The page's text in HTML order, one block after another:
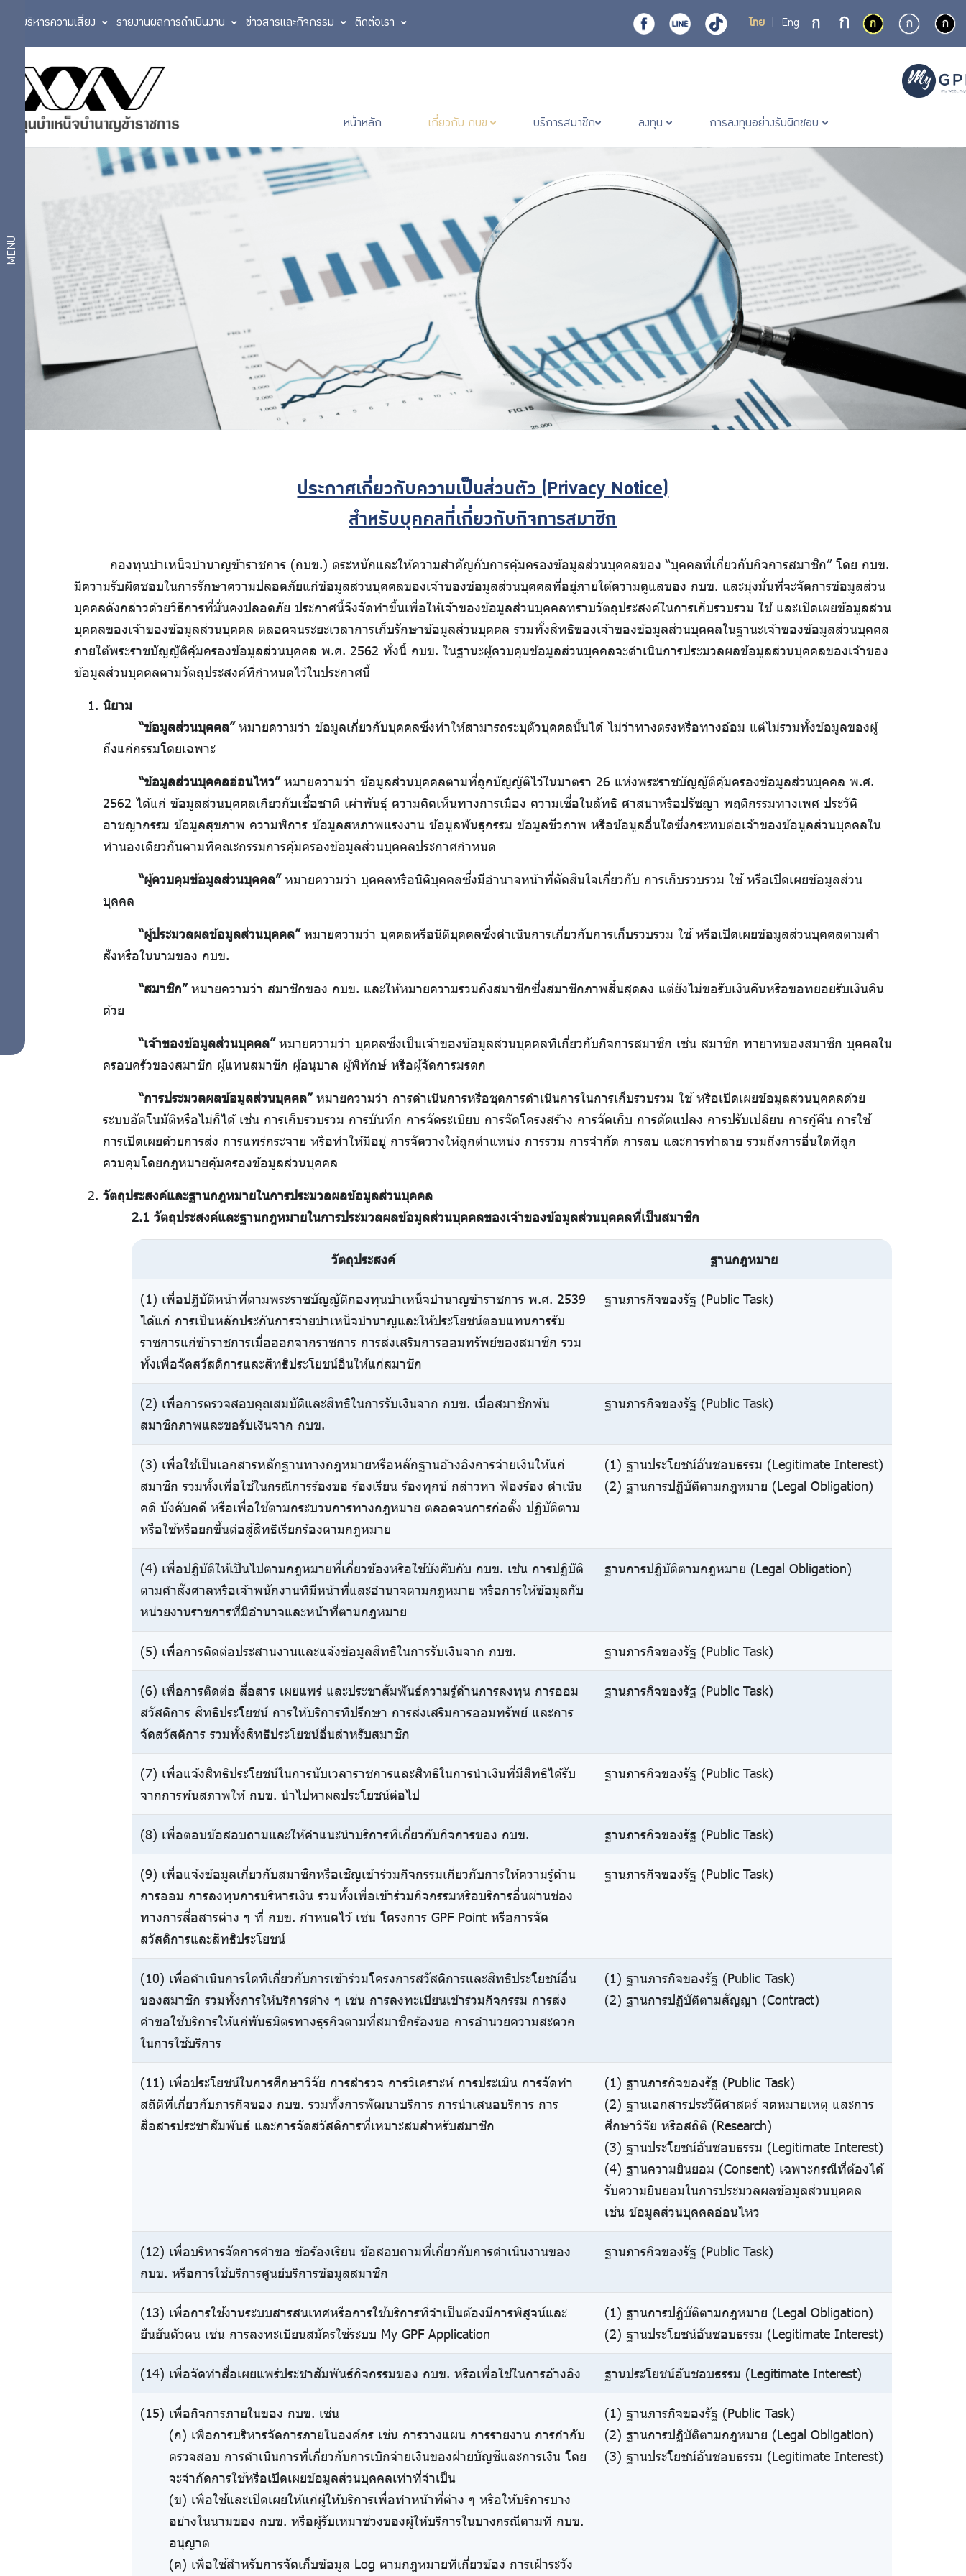
ไทย Eng
การบริหารความเสี่ยง รายงานผลการดำเนินงาน ข่าวสารและกิจกรรม ติดต่อเรา
หน้าหลัก เกี่ยวกับ กบข. บริการสมาชิก ลงทุน การลงทุนอย่างรับผิดชอบ
MENU
เกี่ยว
กับ
องค์กร
สถิติ
ตราสัญลักษณ์
วิสัยทัศน์
แผนการบริหาร
แผนงาน
ตามแผน
ประมาณ
กฎหมายที่
นโยบายการ
ประกาศเกี่ยวกับความเป็นส่วนตัว (Privacy Notice)
สำหรับบุคคลที่เกี่ยวกับกิจการสมาชิก
กองทุนบำเหน็จบำนาญข้าราชการ (กบข.) ตระหนักและให้ความสำคัญกับการคุ้มครองข้อมูลส่วนบุคคลของ “บุคคลที่เกี่ยวกับกิจการสมาชิก” โดย กบข.
มีความรับผิดชอบในการรักษาความปลอดภัยแก่ข้อมูลส่วนบุคคลของเจ้าของข้อมูลส่วนบุคคลที่อยู่ภายใต้ความดูแลของ กบข. และมุ่งมั่นที่จะจัดการข้อมูลส่วน
บุคคลดังกล่าวด้วยวิธีการที่มั่นคงปลอดภัย ประกาศนี้จึงจัดทำขึ้นเพื่อให้เจ้าของข้อมูลส่วนบุคคลทราบวัตถุประสงค์ในการเก็บรวบรวม ใช้ และเปิดเผยข้อมูลส่วน
บุคคลของเจ้าของข้อมูลส่วนบุคคล ตลอดจนระยะเวลาการเก็บรักษาข้อมูลส่วนบุคคล รวมทั้งสิทธิของเจ้าของข้อมูลส่วนบุคคลในฐานะเจ้าของข้อมูลส่วนบุคคล
ภายใต้พระราชบัญญัติคุ้มครองข้อมูลส่วนบุคคล พ.ศ. 2562 ทั้งนี้ กบข. ในฐานะผู้ควบคุมข้อมูลส่วนบุคคลจะดำเนินการประมวลผลข้อมูลส่วนบุคคลของเจ้าของ
ข้อมูลส่วนบุคคลตามวัตถุประสงค์ที่กำหนดไว้ในประกาศนี้
นิยาม
“ข้อมูลส่วนบุคคล”หมายความว่า ข้อมูลเกี่ยวกับบุคคลซึ่งทำให้สามารถระบุตัวบุคคลนั้นได้ ไม่ว่าทางตรงหรือทางอ้อม แต่ไม่รวมทั้งข้อมูลของผู้
ถึงแก่กรรมโดยเฉพาะ
“ข้อมูลส่วนบุคคลอ่อนไหว”หมายความว่า ข้อมูลส่วนบุคคลตามที่ถูกบัญญัติไว้ในมาตรา 26 แห่งพระราชบัญญัติคุ้มครองข้อมูลส่วนบุคคล พ.ศ.
2562 ได้แก่ ข้อมูลส่วนบุคคลเกี่ยวกับเชื้อชาติ เผ่าพันธุ์ ความคิดเห็นทางการเมือง ความเชื่อในลัทธิ ศาสนาหรือปรัชญา พฤติกรรมทางเพศ ประวัติ
อาชญากรรม ข้อมูลสุขภาพ ความพิการ ข้อมูลสหภาพแรงงาน ข้อมูลพันธุกรรม ข้อมูลชีวภาพ หรือข้อมูลอื่นใดซึ่งกระทบต่อเจ้าของข้อมูลส่วนบุคคลใน
ทำนองเดียวกันตามที่คณะกรรมการคุ้มครองข้อมูลส่วนบุคคลประกาศกำหนด
“ผู้ควบคุมข้อมูลส่วนบุคคล”หมายความว่า บุคคลหรือนิติบุคคลซึ่งมีอำนาจหน้าที่ตัดสินใจเกี่ยวกับ การเก็บรวบรวม ใช้ หรือเปิดเผยข้อมูลส่วน
บุคคล
“ผู้ประมวลผลข้อมูลส่วนบุคคล”หมายความว่า บุคคลหรือนิติบุคคลซึ่งดำเนินการเกี่ยวกับการเก็บรวบรวม ใช้ หรือเปิดเผยข้อมูลส่วนบุคคลตามคำ
สั่งหรือในนามของ กบข.
“สมาชิก”หมายความว่า สมาชิกของ กบข. และให้หมายความรวมถึงสมาชิกซึ่งสมาชิกภาพสิ้นสุดลง แต่ยังไม่ขอรับเงินคืนหรือขอทยอยรับเงินคืน
ด้วย
“เจ้าของข้อมูลส่วนบุคคล”หมายความว่า บุคคลซึ่งเป็นเจ้าของข้อมูลส่วนบุคคลที่เกี่ยวกับกิจการสมาชิก เช่น สมาชิก ทายาทของสมาชิก บุคคลใน
ครอบครัวของสมาชิก ผู้แทนสมาชิก ผู้อนุบาล ผู้พิทักษ์ หรือผู้จัดการมรดก
“การประมวลผลข้อมูลส่วนบุคคล”หมายความว่า การดำเนินการหรือชุดการดำเนินการในการเก็บรวบรวม ใช้ หรือเปิดเผยข้อมูลส่วนบุคคลด้วย
ระบบอัตโนมัติหรือไม่ก็ได้ เช่น การเก็บรวบรวม การบันทึก การจัดระเบียบ การจัดโครงสร้าง การจัดเก็บ การดัดแปลง การปรับเปลี่ยน การกู้คืน การใช้
การเปิดเผยด้วยการส่ง การแพร่กระจาย หรือทำให้มีอยู่ การจัดวางให้ถูกตำแหน่ง การรวม การจำกัด การลบ และการทำลาย รวมถึงการอื่นใดที่ถูก
ควบคุมโดยกฎหมายคุ้มครองข้อมูลส่วนบุคคล
วัตถุประสงค์และฐานกฎหมายในการประมวลผลข้อมูลส่วนบุคคล
2.1 วัตถุประสงค์และฐานกฎหมายในการประมวลผลข้อมูลส่วนบุคคลของเจ้าของข้อมูลส่วนบุคคลที่เป็นสมาชิก
วัตถุประสงค์ ฐานกฎหมาย
(1) เพื่อปฏิบัติหน้าที่ตามพระราชบัญญัติกองทุนบำเหน็จบำนาญข้าราชการ พ.ศ. 2539
ได้แก่ การเป็นหลักประกันการจ่ายบำเหน็จบำนาญและให้ประโยชน์ตอบแทนการรับ
ราชการแก่ข้าราชการเมื่อออกจากราชการ การส่งเสริมการออมทรัพย์ของสมาชิก รวม
ทั้งเพื่อจัดสวัสดิการและสิทธิประโยชน์อื่นให้แก่สมาชิก
ฐานภารกิจของรัฐ (Public Task)
(2) เพื่อการตรวจสอบคุณสมบัติและสิทธิในการรับเงินจาก กบข. เมื่อสมาชิกพ้น
สมาชิกภาพและขอรับเงินจาก กบข.
ฐานภารกิจของรัฐ (Public Task)
(3) เพื่อใช้เป็นเอกสารหลักฐานทางกฎหมายหรือหลักฐานอ้างอิงการจ่ายเงินให้แก่
สมาชิก รวมทั้งเพื่อใช้ในกรณีการร้องขอ ร้องเรียน ร้องทุกข์ กล่าวหา ฟ้องร้อง ดำเนิน
คดี บังคับคดี หรือเพื่อใช้ตามกระบวนการทางกฎหมาย ตลอดจนการก่อตั้ง ปฏิบัติตาม
หรือใช้หรือยกขึ้นต่อสู้สิทธิเรียกร้องตามกฎหมาย
(1) ฐานประโยชน์อันชอบธรรม (Legitimate Interest)
(2) ฐานการปฏิบัติตามกฎหมาย (Legal Obligation)
(4) เพื่อปฏิบัติให้เป็นไปตามกฎหมายที่เกี่ยวข้องหรือใช้บังคับกับ กบข. เช่น การปฏิบัติ
ตามคำสั่งศาลหรือเจ้าพนักงานที่มีหน้าที่และอำนาจตามกฎหมาย หรือการให้ข้อมูลกับ
หน่วยงานราชการที่มีอำนาจและหน้าที่ตามกฎหมาย
ฐานการปฏิบัติตามกฎหมาย (Legal Obligation)
(5) เพื่อการติดต่อประสานงานและแจ้งข้อมูลสิทธิในการรับเงินจาก กบข. ฐานภารกิจของรัฐ (Public Task)
(6) เพื่อการติดต่อ สื่อสาร เผยแพร่ และประชาสัมพันธ์ความรู้ด้านการลงทุน การออม
สวัสดิการ สิทธิประโยชน์ การให้บริการที่ปรึกษา การส่งเสริมการออมทรัพย์ และการ
จัดสวัสดิการ รวมทั้งสิทธิประโยชน์อื่นสำหรับสมาชิก
ฐานภารกิจของรัฐ (Public Task)
(7) เพื่อแจ้งสิทธิประโยชน์ในการนับเวลาราชการและสิทธิในการนำเงินที่มีสิทธิได้รับ
จากการพ้นสภาพให้ กบข. นำไปหาผลประโยชน์ต่อไป
ฐานภารกิจของรัฐ (Public Task)
(8) เพื่อตอบข้อสอบถามและให้คำแนะนำบริการที่เกี่ยวกับกิจการของ กบข. ฐานภารกิจของรัฐ (Public Task)
(9) เพื่อแจ้งข้อมูลเกี่ยวกับสมาชิกหรือเชิญเข้าร่วมกิจกรรมเกี่ยวกับการให้ความรู้ด้าน
การออม การลงทุนการบริหารเงิน รวมทั้งเพื่อเข้าร่วมกิจกรรมหรือบริการอื่นผ่านช่อง
ทางการสื่อสารต่าง ๆ ที่ กบข. กำหนดไว้ เช่น โครงการ GPF Point หรือการจัด
สวัสดิการและสิทธิประโยชน์
ฐานภารกิจของรัฐ (Public Task)
(10) เพื่อดำเนินการใดที่เกี่ยวกับการเข้าร่วมโครงการสวัสดิการและสิทธิประโยชน์อื่น
ของสมาชิก รวมทั้งการให้บริการต่าง ๆ เช่น การลงทะเบียนเข้าร่วมกิจกรรม การส่ง
คำขอใช้บริการให้แก่พันธมิตรทางธุรกิจตามที่สมาชิกร้องขอ การอำนวยความสะดวก
ในการใช้บริการ
(1) ฐานภารกิจของรัฐ (Public Task)
(2) ฐานการปฏิบัติตามสัญญา (Contract)
(11) เพื่อประโยชน์ในการศึกษาวิจัย การสำรวจ การวิเคราะห์ การประเมิน การจัดทำ
สถิติที่เกี่ยวกับภารกิจของ กบข. รวมทั้งการพัฒนาบริการ การนำเสนอบริการ การ
สื่อสารประชาสัมพันธ์ และการจัดสวัสดิการที่เหมาะสมสำหรับสมาชิก
(1) ฐานภารกิจของรัฐ (Public Task)
(2) ฐานเอกสารประวัติศาสตร์ จดหมายเหตุ และการ
ศึกษาวิจัย หรือสถิติ (Research)
(3) ฐานประโยชน์อันชอบธรรม (Legitimate Interest)
(4) ฐานความยินยอม (Consent) เฉพาะกรณีที่ต้องได้
รับความยินยอมในการประมวลผลข้อมูลส่วนบุคคล
เช่น ข้อมูลส่วนบุคคลอ่อนไหว
(12) เพื่อบริหารจัดการคำขอ ข้อร้องเรียน ข้อสอบถามที่เกี่ยวกับการดำเนินงานของ
กบข. หรือการใช้บริการศูนย์บริการข้อมูลสมาชิก
ฐานภารกิจของรัฐ (Public Task)
(13) เพื่อการใช้งานระบบสารสนเทศหรือการใช้บริการที่จำเป็นต้องมีการพิสูจน์และ
ยืนยันตัวตน เช่น การลงทะเบียนสมัครใช้ระบบ My GPF Application
(1) ฐานการปฏิบัติตามกฎหมาย (Legal Obligation)
(2) ฐานประโยชน์อันชอบธรรม (Legitimate Interest)
(14) เพื่อจัดทำสื่อเผยแพร่ประชาสัมพันธ์กิจกรรมของ กบข. หรือเพื่อใช้ในการอ้างอิง ฐานประโยชน์อันชอบธรรม (Legitimate Interest)
(15) เพื่อกิจการภายในของ กบข. เช่น
(ก) เพื่อการบริหารจัดการภายในองค์กร เช่น การวางแผน การรายงาน การกำกับ
ตรวจสอบ การดำเนินการที่เกี่ยวกับการเบิกจ่ายเงินของฝ่ายบัญชีและการเงิน โดย
จะจำกัดการใช้หรือเปิดเผยข้อมูลส่วนบุคคลเท่าที่จำเป็น
(ข) เพื่อใช้และเปิดเผยให้แก่ผู้ให้บริการเพื่อทำหน้าที่ต่าง ๆ หรือให้บริการบาง
อย่างในนามของ กบข. หรือผู้รับเหมาช่วงของผู้ให้บริการในบางกรณีตามที่ กบข.
อนุญาต
(ค) เพื่อใช้สำหรับการจัดเก็บข้อมูล Log ตามกฎหมายที่เกี่ยวข้อง การเฝ้าระวัง
(1) ฐานภารกิจของรัฐ (Public Task)
(2) ฐานการปฏิบัติตามกฎหมาย (Legal Obligation)
(3) ฐานประโยชน์อันชอบธรรม (Legitimate Interest)